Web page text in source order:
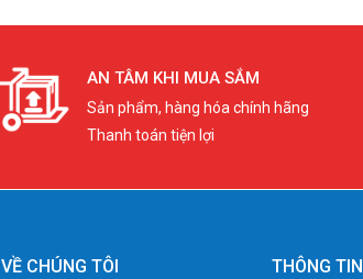
AN TÂM KHI MUA SẮM
Sản phẩm, hàng hóa chính hãng
Thanh toán tiện lợi
VỀ CHÚNG TÔI THÔNG TIN